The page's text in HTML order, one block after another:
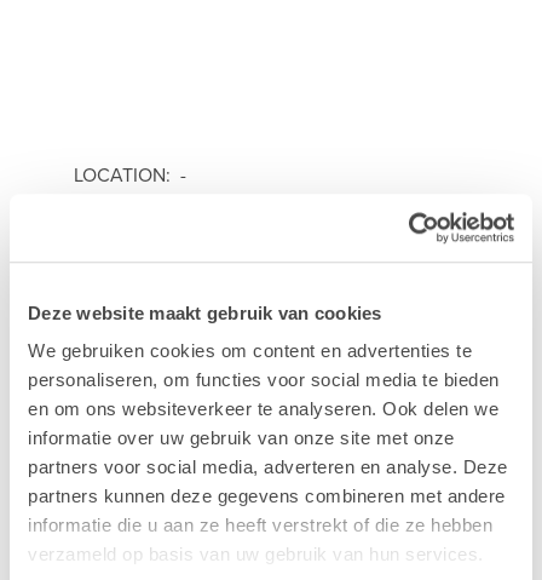
Deze website maakt gebruik van cookies
We gebruiken cookies om content en advertenties te
personaliseren, om functies voor social media te bieden
en om ons websiteverkeer te analyseren. Ook delen we
informatie over uw gebruik van onze site met onze
partners voor social media, adverteren en analyse. Deze
partners kunnen deze gegevens combineren met andere
informatie die u aan ze heeft verstrekt of die ze hebben
verzameld op basis van uw gebruik van hun services.
LOCATION: -
TICKETS:Order your tickets
PRICE: Gratuit